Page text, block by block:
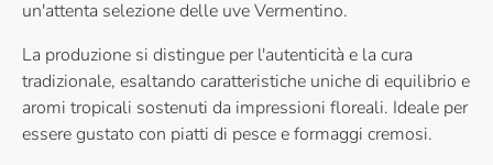
un'attenta selezione delle uve Vermentino.
La produzione si distingue per l'autenticità e la cura
tradizionale, esaltando caratteristiche uniche di equilibrio e
aromi tropicali sostenuti da impressioni floreali. Ideale per
essere gustato con piatti di pesce e formaggi cremosi.